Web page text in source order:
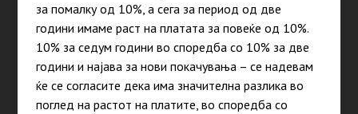
за помалку од 10%, а сега за период од две
години имаме раст на платата за повеќе од 10%.
10% за седум години во споредба со 10% за две
години и најава за нови покачувања – се надевам
ќе се согласите дека има значителна разлика во
поглед на растот на платите, во споредба со